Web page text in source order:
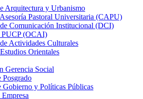
Arquitectura y Urbanismo
Pastoral Universitaria (CAPU)
Comunicación Institucional (DCI)
PUCP (OCAI)
Actividades Culturales
Orientales
Gerencia Social
Posgrado
Gobierno y Políticas Públicas